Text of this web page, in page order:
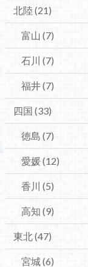
北陸 (21)
富山 (7)
石川 (7)
福井(7)
四国 (33)
徳島 (7)
愛媛(12)
香川 (5)
高知 (9)
東北(47)
宮城(6)